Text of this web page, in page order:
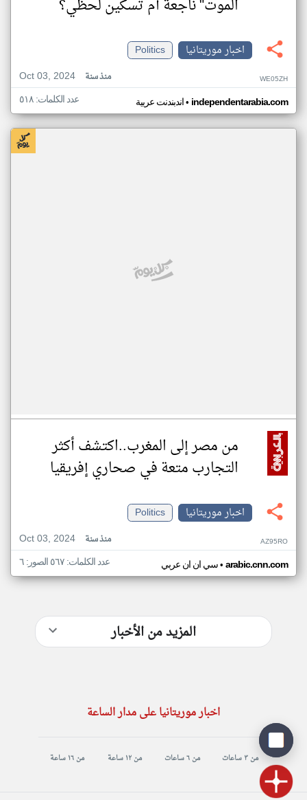
الموت" ناجعة أم تسكين لحظي؟
اخبار موريتانيا
Politics
Oct 03, 2024
منذ سنة WE05ZH
اندبندنت عربية• independentarabia.com عدد الكلمات: ٥١٨
من مصر إلى المغرب..اكتشف أكثر
التجارب متعة في صحاري إفريقيا
اخبار موريتانيا
Politics
Oct 03, 2024
منذ سنة AZ95RO
سي ان ان عربي• arabic.cnn.com عدد الكلمات: ٥٦٧ الصور: ٦
المزيد من الأخبار
اخبار موريتانيا على مدار الساعة
من ٣ ساعات من ٦ ساعات من ١٢ ساعة من ١٦ ساعة